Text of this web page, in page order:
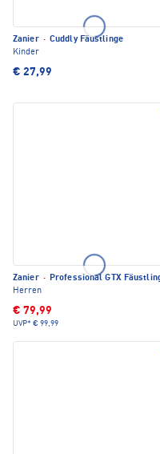
Zanier · Cuddly Fäustlinge
Kinder
€ 27,99
Zanier · Professional GTX
Herren
€ 79,99
UVP* € 99,99